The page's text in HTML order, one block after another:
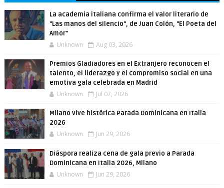
La academia italiana confirma el valor literario de
"Las manos del silencio", de Juan Colón, "El Poeta del
Amor"
Unknown Aug 03, 2026
Premios Gladiadores en el Extranjero reconocen el
talento, el liderazgo y el compromiso social en una
emotiva gala celebrada en Madrid
Unknown Jul 07, 2026
Milano vive histórica Parada Dominicana en Italia
2026
Unknown Jun 29, 2026
Diáspora realiza cena de gala previo a Parada
Dominicana en Italia 2026, Milano
Unknown Jun 29, 2026